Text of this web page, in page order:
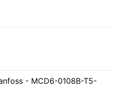
- MCD6-0108B-T5-